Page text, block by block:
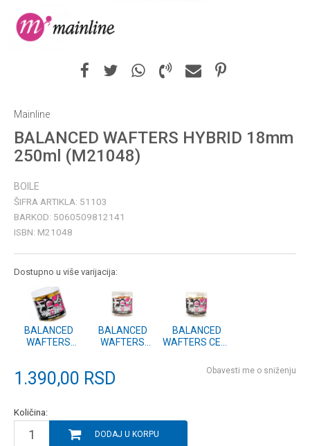
Mainline
BALANCED WAFTERS HYBRID 18mm
250ml (M21048)
BOILE
ŠIFRA ARTIKLA: 51103
BARKOD: 5060509812141
ISBN: M21048
Dostupno u više varijacija:
BALANCED
WAFTERS
250ml
(M21049)
BALANCED
WAFTERS
(M21048)
BALANCED
WAFTERS CELL
(M21047)
1.390,00 RSD Obavesti me o sniženju
Količina:
DODAJ U KORPU